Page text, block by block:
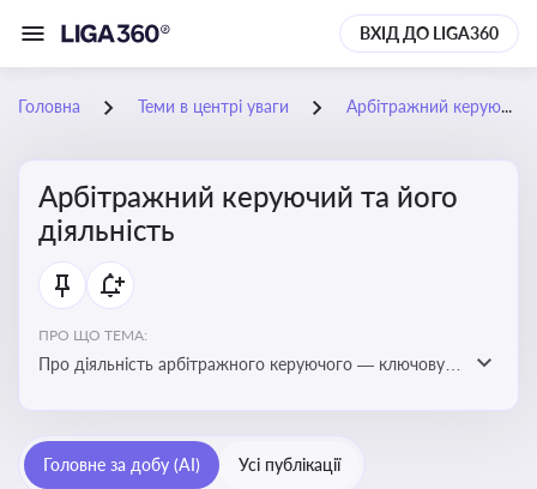
ВХІД ДО LIGA360
Головна Теми в центрі уваги Арбітражний керуючий та його діяльність
Арбітражний керуючий та його
діяльність
ПРО ЩО ТЕМА:
Про діяльність арбітражного керуючого — ключову
Головне за добу (AI) Усі публікації